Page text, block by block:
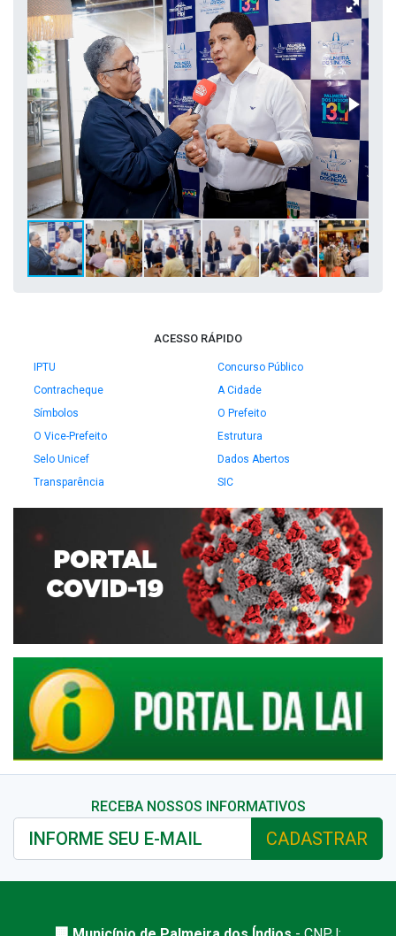
ACESSO RÁPIDO
IPTU
Concurso Público
Contracheque
A Cidade
Símbolos
O Prefeito
O Vice-Prefeito
Estrutura
Selo Unicef
Dados Abertos
Transparência
SIC
RECEBA NOSSOS INFORMATIVOS
CADASTRAR